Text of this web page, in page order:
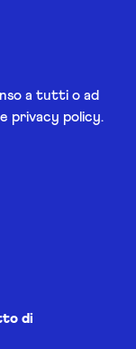
a tutti o ad
privacy policy.
di